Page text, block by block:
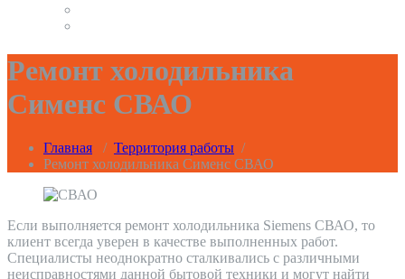
Ремонт холодильника
Сименс СВАО
Главная / Территория работы /
Ремонт холодильника Сименс СВАО
Если выполняется ремонт холодильника Siemens СВАО, то
клиент всегда уверен в качестве выполненных работ.
Специалисты неоднократно сталкивались с различными
неисправностями данной бытовой техники и могут найти